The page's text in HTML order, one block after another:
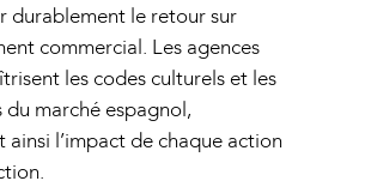
durablement le retour sur
commercial. Les agences
les codes culturels et les
du marché espagnol,
ainsi l’impact de chaque action